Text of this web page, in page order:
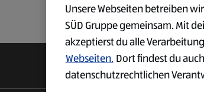
Unsere Webseiten betreiben
SÜD Gruppe gemeinsam. Mit
akzeptierst du alle
Webseiten. Dort findest du
datenschutzrechtlichen